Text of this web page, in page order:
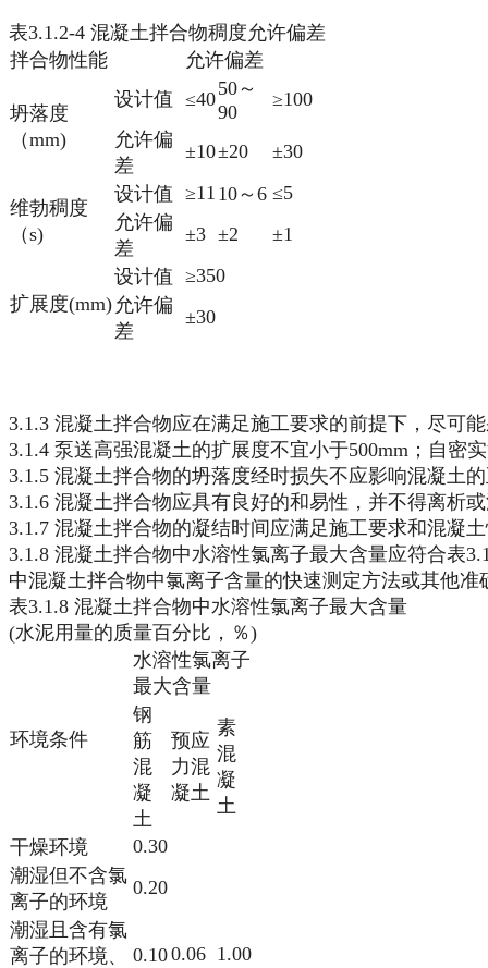
表3.1.2-4 混凝土拌合物稠度允许偏差
拌合物性能
允许偏差
坍落度
（mm)
设计值 ≤4050～
90
≥100
允许偏
差
±10±20 ±30
维勃稠度
（s)
设计值 ≥11 10～6 ≤5
允许偏
差
±3 ±2 ±1
扩展度(mm)
设计值 ≥350
允许偏
差
±30
3.1.3 混凝土拌合物应在满足施工要求的前提下，尽可
3.1.4 泵送高强混凝土的扩展度不宜小于500mm；自密
3.1.5 混凝土拌合物的坍落度经时损失不应影响混凝土
3.1.6 混凝土拌合物应具有良好的和易性，并不得离析
3.1.7 混凝土拌合物的凝结时间应满足施工要求和混凝
3.1.8 混凝土拌合物中水溶性氯离子最大含量应符合表
中混凝土拌合物中氯离子含量的快速测定方法或其他
表3.1.8 混凝土拌合物中水溶性氯离子最大含量
(水泥用量的质量百分比，％)
环境条件
水溶性氯离子
最大含量
钢
筋
混
凝
土
预应
力混
凝土
素
混
凝
土
干燥环境
0.30
0.06 1.00
潮湿但不含氯
离子的环境
0.20
潮湿且含有氯
离子的环境、
0.10